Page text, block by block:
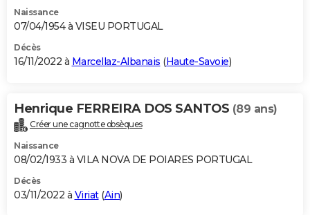
Naissance
07/04/1954 à VISEU PORTUGAL
Décès
16/11/2022 à Marcellaz-Albanais (Haute-Savoie)
Henrique FERREIRA DOS SANTOS (89 ans)
Créer une cagnotte obsèques
Naissance
08/02/1933 à VILA NOVA DE POIARES PORTUGAL
Décès
03/11/2022 à Viriat(Ain)